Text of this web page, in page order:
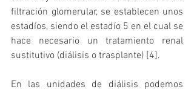
filtración glomerular, se establecen unos
estadíos, siendo el estadío 5 en el cual se
hace necesario un tratamiento renal
sustitutivo (diálisis o trasplante) [4].
En las unidades de diálisis podemos